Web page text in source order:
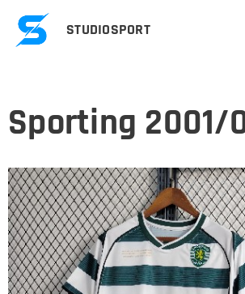
STUDIOSPORT
Sporting 2001/